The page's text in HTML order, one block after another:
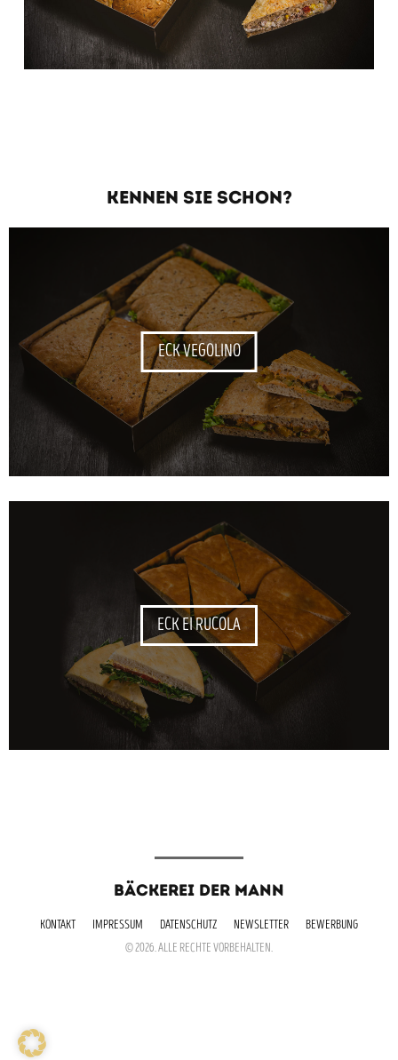
KENNEN SIE SCHON?
ECK VEGOLINO
ECK EI RUCOLA
BÄCKEREI DER MANN
KONTAKT IMPRESSUM DATENSCHUTZ NEWSLETTER
BEWERBUNG
© 2026. ALLE RECHTE VORBEHALTEN.